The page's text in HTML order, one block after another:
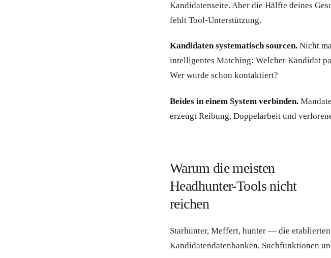
Kandidatenseite. Aber die Hälfte deines
fehlt Tool-Unterstützung.
Kandidaten systematisch sourcen. Nicht
intelligentes Matching: Welcher Kandidat
Wer wurde schon kontaktiert?
Beides in einem System verbinden.
erzeugt Reibung, Doppelarbeit und
Warum die meisten
Headhunter-Tools nicht
reichen
Starhunter, Meffert, hunter — die
Kandidatendatenbanken, Suchfunktionen